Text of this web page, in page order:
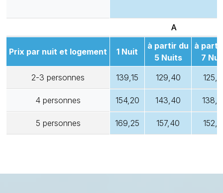
A
Prix par nuit et logement 1 Nuit
à partir du
5 Nuits
à
7
2-3 personnes
139,15 129,40
4 personnes 154,20 143,40
5 personnes 169,25 157,40